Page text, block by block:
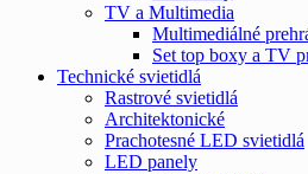
TV a Multimedia
Multimediálné
Set top boxy a TV
Technické svietidlá
Rastrové svietidlá
Architektonické
Prachotesné LED svietidlá
LED panely